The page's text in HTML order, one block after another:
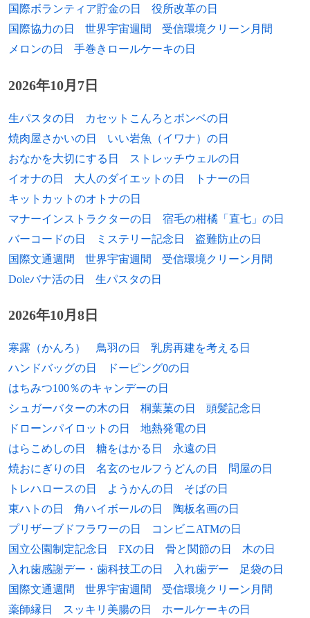
1974年 雪舟えま、歌人
1975年 立川隆史、元プロ野球選手
1975年 森岡隆三、元サッカー選手
1975年 青木誠、声優
1975年 岩渕聡、テニス選手
1976年 遊澤亮、卓球選手
1976年 ジウベルト・シウバ、サッカー選手
1977年 若林史江、タレント
1977年 坪井康晴、競艇選手
1978年 渡邉拓馬、元バスケットボール選手
長岡亮介、ミュージシャン（東京事変）
1979年 椎名令恵、女優
湯唯、女優
1980年 塩谷朋之、ミュージシャン（12012）
1980年 植大輔、元プロ野球選手
1980年 陳冠希、俳優
1980年 坂本充、元野球選手
2012年 加藤一夫、経済学者（* 1925年）
2015年 橘家圓蔵 (8代目)、落語家（* 1934年）
2019年 和田誠、イラストレーター（* 1936年）
2021年
柳家小三治（10代目）、落語家（* 1939
年）
2008年 コジーン、競走馬、種牡馬（* 1980年）
国際ボランティア貯金の日
役所改革の日
国際協力の日
世界宇宙週間
受信環境クリーン月間
メロンの日
手巻きロールケーキの日
2026年10月7日
生パスタの日
カセットこんろとボンベの日
焼肉屋さかいの日
いい岩魚（イワナ）の日
おなかを大切にする日
ストレッチウェルの日
イオナの日
大人のダイエットの日
トナーの日
キットカットのオトナの日
マナーインストラクターの日
宿毛の柑橘「直七」の日
バーコードの日
ミステリー記念日
盗難防止の日
国際文通週間
世界宇宙週間
受信環境クリーン月間
Doleバナ活の日
生パスタの日
2026年10月8日
寒露（かんろ） 鳥羽の日
乳房再建を考える日
ハンドバッグの日
ドーピング0の日
はちみつ100％のキャンデーの日
シュガーバターの木の日
桐葉菓の日
頭髪記念日
ドローンパイロットの日
地熱発電の日
はらこめしの日
糖をはかる日
永遠の日
焼おにぎりの日
名玄のセルフうどんの日
問屋の日
トレハロースの日
ようかんの日
そばの日
東ハトの日
角ハイボールの日
陶板名画の日
プリザーブドフラワーの日
コンビニATMの日
国立公園制定記念日
FXの日 骨と関節の日
木の日
入れ歯感謝デー・歯科技工の日
入れ歯デー
足袋の日
国際文通週間
世界宇宙週間
受信環境クリーン月間
薬師縁日
スッキリ美腸の日
ホールケーキの日